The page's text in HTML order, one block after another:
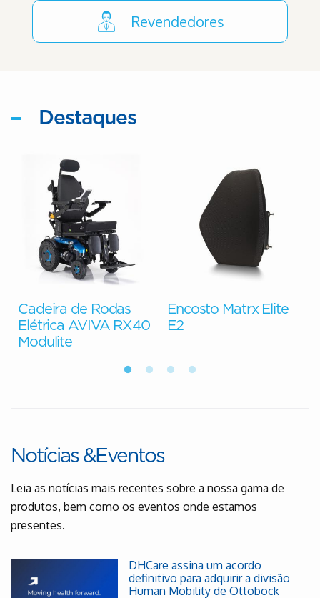
Revendedores
Destaques
Cadeira de Rodas
Elétrica AVIVA RX40
Modulite
Encosto Matrx Elite
E2
Notícias &Eventos
Leia as notícias mais recentes sobre a nossa gama de
produtos, bem como os eventos onde estamos
presentes.
DHCare assina um acordo
definitivo para adquirir a divisão
Human Mobility de Ottobock